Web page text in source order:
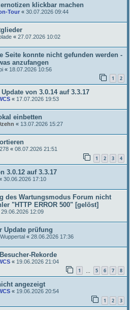
klickbar machen
Tour « 30.07.2026 09:44
« 27.07.2026 10:02
Seite konnte nicht gefunden werden -
anzufangen
« 18.07.2026 10:56
1 2
von 3.0.14 auf 3.3.17
« 17.07.2026 19:53
einbetten
« 13.07.2026 15:27
« 08.07.2026 21:51
1 2 3 4
3.0.12 auf 3.3.17
30.06.2026 17:10
des Wartungsmodus Forum nicht
"HTTP ERROR 500" [gelöst]
29.06.2026 12:09
Update prüfung
« 28.06.2026 17:36
Rekorde
« 19.06.2026 21:04
1 5 6 7 8
angezeigt
« 19.06.2026 20:54
1 2 3